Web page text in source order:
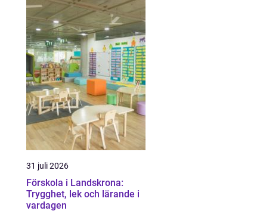
31 juli 2026
Förskola i Landskrona:
Trygghet, lek och lärande i
vardagen